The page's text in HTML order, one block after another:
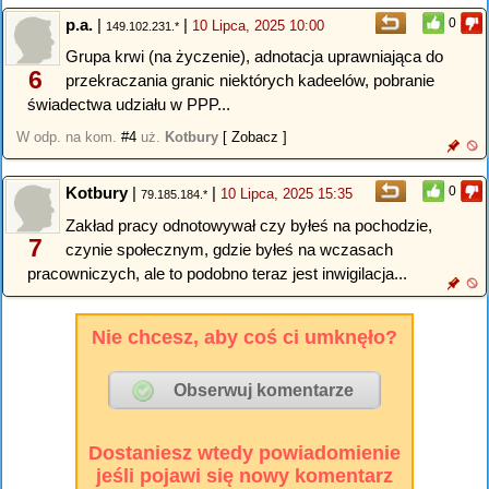
0
6
p.a. | 149.102.231.* | 10 Lipca, 2025 10:00
Grupa krwi (na życzenie), adnotacja uprawniająca do
przekraczania granic niektórych kadeelów, pobranie
świadectwa udziału w PPP...
W odp. na kom. #4 uż. Kotbury [ Zobacz ]
0
7
Kotbury| 79.185.184.* | 10 Lipca, 2025 15:35
Zakład pracy odnotowywał czy byłeś na pochodzie,
czynie społecznym, gdzie byłeś na wczasach
pracowniczych, ale to podobno teraz jest inwigilacja...
Nie chcesz, aby coś ci umknęło?
Dostaniesz wtedy powiadomienie
jeśli pojawi się nowy komentarz